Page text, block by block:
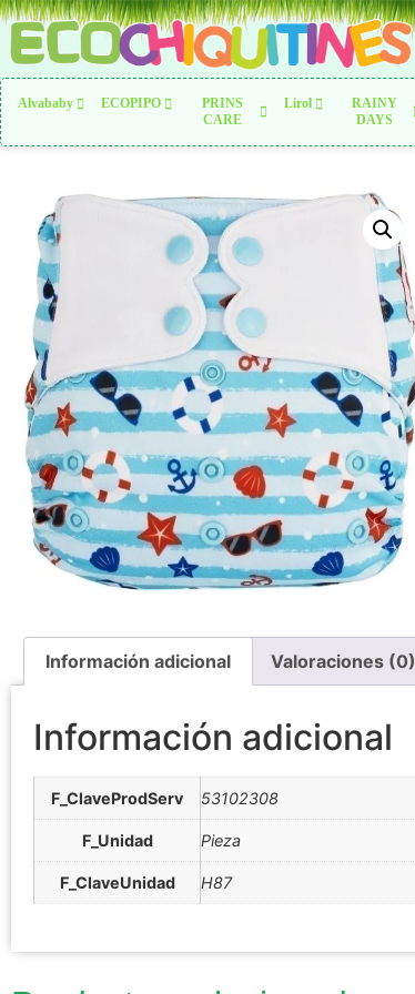
Alvababy ECOPIPO
PRINS
CARE
Lirol
RAINY
DAYS
Información adicional Valoraciones (0)
Información adicional
F_ClaveProdServ 53102308
F_Unidad Pieza
F_ClaveUnidad H87